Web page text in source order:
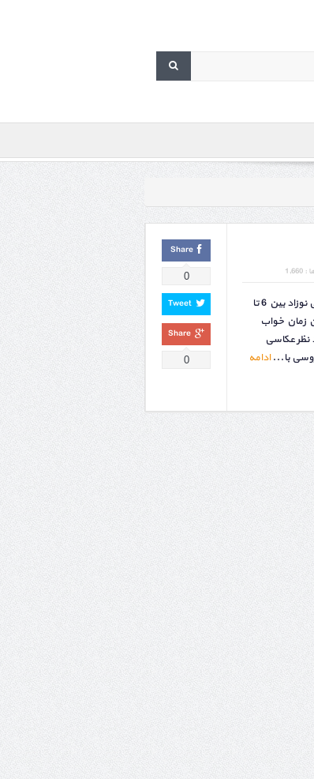
بهترین و مناسب ترین زمان برای عکاسی نوزاد بین 6 تا
زمان خواب
نظر عکاسی
با...ادامه
Share
0
Tweet
Share
0